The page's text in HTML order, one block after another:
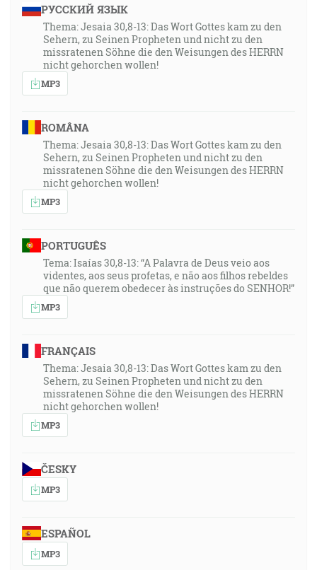
РУССКИЙ ЯЗЫК
Thema: Jesaia 30,8-13: Das Wort Gottes kam zu den
Sehern, zu Seinen Propheten und nicht zu den
missratenen Söhne die den Weisungen des HERRN
nicht gehorchen wollen!
MP3
ROMÂNA
Thema: Jesaia 30,8-13: Das Wort Gottes kam zu den
Sehern, zu Seinen Propheten und nicht zu den
missratenen Söhne die den Weisungen des HERRN
nicht gehorchen wollen!
MP3
PORTUGUÊS
Tema: Isaías 30,8-13: “A Palavra de Deus veio aos
videntes, aos seus profetas, e não aos filhos rebeldes
que não querem obedecer às instruções do SENHOR!”
MP3
FRANÇAIS
Thema: Jesaia 30,8-13: Das Wort Gottes kam zu den
Sehern, zu Seinen Propheten und nicht zu den
missratenen Söhne die den Weisungen des HERRN
nicht gehorchen wollen!
MP3
ČESKY
MP3
ESPAÑOL
MP3